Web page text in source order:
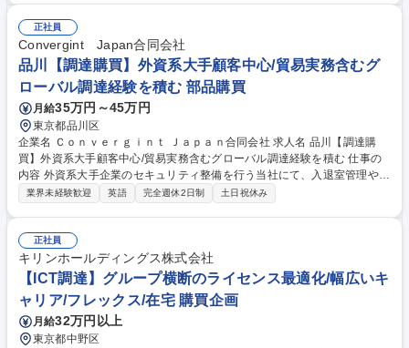
提案・導入支援までを一貫して担当していただきます。 ■顧客の技術的要
望を踏まえた機器選定・見積作成・仕様調整、価格・納期交渉、通関・輸
送手配、不具合対応など。部門全体の案件管理とチーム育成にも関わって
いただきます。 募集職種 【港区三田/課長候補】海外調達・輸入業務/輸入
業務のプロフェッショナルへ
正社員
Convergint Japan合同会社
品川【調達購買】外資系大手顧客中心/貿易実務含むグ
ローバル調達経験を積む 部品購買
月給35万円～45万円
東京都品川区
企業名 Ｃｏｎｖｅｒｇｉｎｔ Ｊａｐａｎ合同会社 求人名 品川【調達購
買】外資系大手顧客中心/貿易実務含むグローバル調達経験を積む 仕事の
内容 外資系大手企業のセキュリティ整備を行う当社にて、入退室管理や監
視カメラ等のシステム導入・保守に必要な機器・資材の調達購買、国内外
る安定調達 ■会社規程に沿った入出庫・保管・移送業務の実施、倉庫や在
庫の適正管理 ■不良品の回収・交換・返品対応、コスト効率と納期を考慮
した物流管理 ■国内外の仕入先ベンダーとの関係構築、価格や支払条件、
契約内容の交渉 ■購買関連書類や発注書の管理、購買プロセスの標準化や
改善の推進 【業務内容の変更範囲】当社の指定する業務 募集職種 品川
【調達購買】外資系大手顧客中心/貿易実務含むグローバル調達経験を積む
業界未経験歓迎 英語 完全週休2日制 土日祝休み
正社員
キリンホールディングス株式会社
【ICT調達】グループ横断のライセンス最適化/幅広いキ
ャリア/フレックス/在宅 購買企画
月給32万円以上
東京都中野区